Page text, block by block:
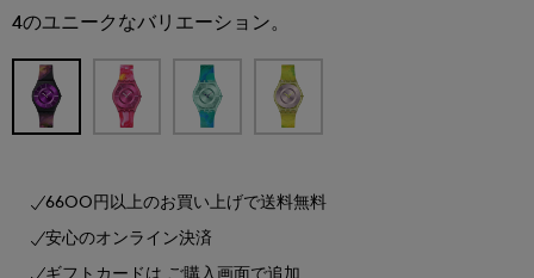
4のユニークなバリエーション。
6600円以上のお買い上げで送料無料
安心のオンライン決済
ギフトカードは ご購入画面で追加